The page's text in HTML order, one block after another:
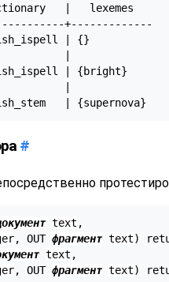
|   lexemes
+-------------
| {}
|
| {bright}
|
#
text ,
, OUT фрагмент text)
text ,
, OUT фрагмент text)